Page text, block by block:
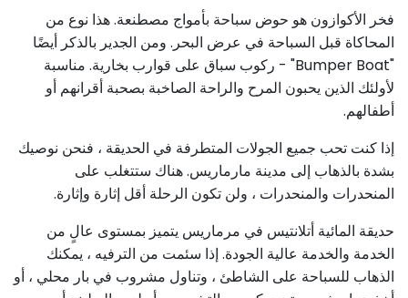
فخر الأكوازون هو حوض سباحة بأمواج مصطنعة. هذا نوع من
المحاكاة قبل السباحة في عرض البحر. ومن الجدير بالذكر أيضًا
"Bumper Boat" - ركوب سباق على قوارب بخارية. مناسبة
لأولئك الذين يحبون المرح والراحة الصاخبة بصحبة أقرانهم أو
أطفالهم.
إذا كنت تحب جميع الجولات المتطرفة في الحديقة ، فنحن نوصيك
بشدة بالذهاب إلى مدينة مارماريس. هناك ستتغلب على
المنحدرات والمنحدرات ، ولن تكون الرحلة أقل إثارة وإثارة.
حديقة المائية أتلانتيس في مرماريس يتميز بمستوى عالٍ من
الخدمة والخدمة عالية الجودة. إذا سئمت من الترفيه ، يمكنك
الذهاب للسباحة على الشاطئ ، وتناول مشروب في بار محلي ، أو